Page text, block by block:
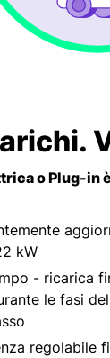
o Plug-in
kW
- ricarica
le fasi
regolabile